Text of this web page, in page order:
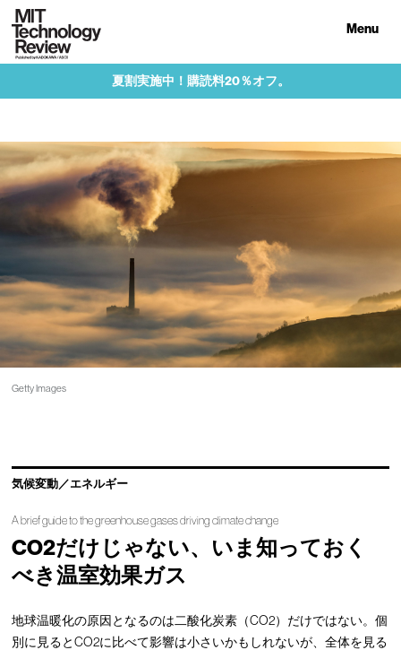
Menu
夏割実施中！購読料20％オフ。
Getty Images
気候変動／エネルギー
A brief guide to the greenhouse gases driving climate change
CO2だけじゃない、いま知っておく
べき温室効果ガス
地球温暖化の原因となるのは二酸化炭素（CO2）だけではない。個
別に見るとCO2に比べて影響は小さいかもしれないが、全体を見る